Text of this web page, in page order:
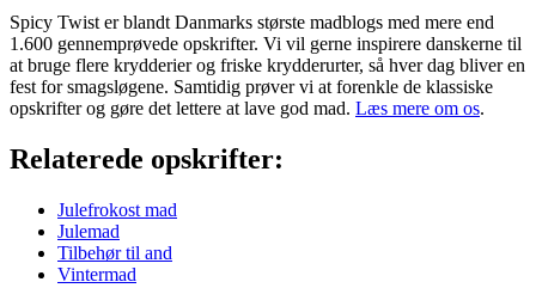
Spicy Twist er blandt Danmarks største madblogs med mere end
1.600 gennemprøvede opskrifter. Vi vil gerne inspirere danskerne til
at bruge flere krydderier og friske krydderurter, så hver dag bliver en
fest for smagsløgene. Samtidig prøver vi at forenkle de klassiske
opskrifter og gøre det lettere at lave god mad. Læs mere om os.
Relaterede opskrifter:
Julefrokost mad
Julemad
Tilbehør til and
Vintermad